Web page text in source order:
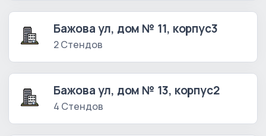
Бажова ул, дом № 11, корпус3
2 Стендов
Бажова ул, дом № 13, корпус2
4 Стендов